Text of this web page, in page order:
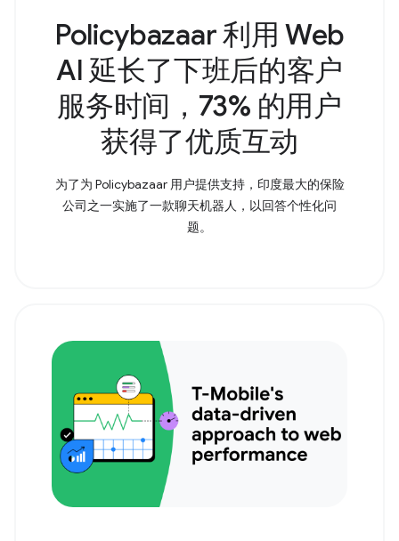
Policybazaar 利用 Web
AI 延长了下班后的客户
服务时间，73% 的用户
获得了优质互动
为了为 Policybazaar 用户提供支持，印度最大的保险
公司之一实施了一款聊天机器人，以回答个性化问
题。